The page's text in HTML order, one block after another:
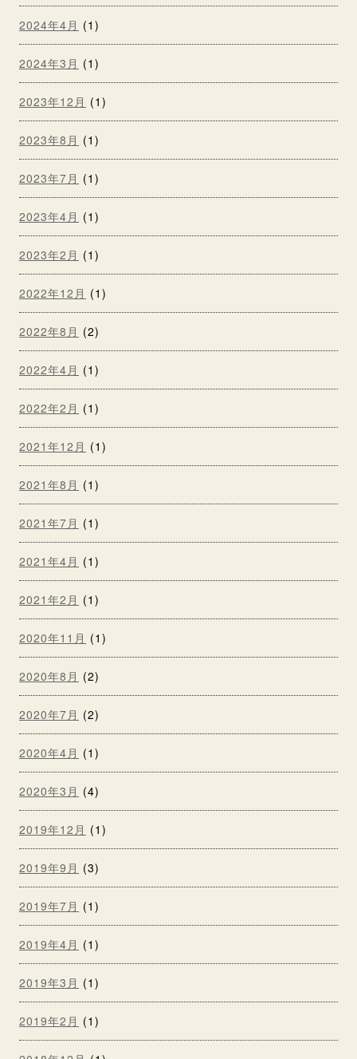
2024年4月 (1)
2024年3月 (1)
2023年12月 (1)
2023年8月 (1)
2023年7月 (1)
2023年4月 (1)
2023年2月 (1)
2022年12月 (1)
2022年8月 (2)
2022年4月 (1)
2022年2月 (1)
2021年12月 (1)
2021年8月 (1)
2021年7月 (1)
2021年4月 (1)
2021年2月 (1)
2020年11月 (1)
2020年8月 (2)
2020年7月 (2)
2020年4月 (1)
2020年3月 (4)
2019年12月 (1)
2019年9月 (3)
2019年7月 (1)
2019年4月 (1)
2019年3月 (1)
2019年2月 (1)